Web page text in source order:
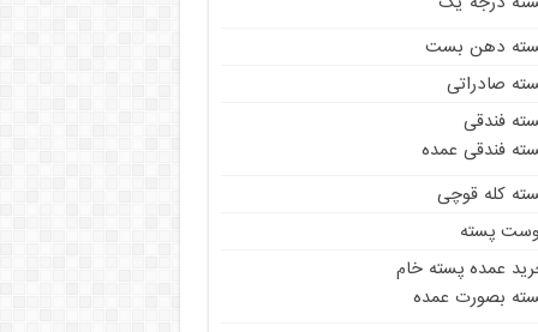
دهن بست
صادراتی
فندقی
فندقی عمده
کله قوچی
پسته
عمده پسته خام
بصورت عمده